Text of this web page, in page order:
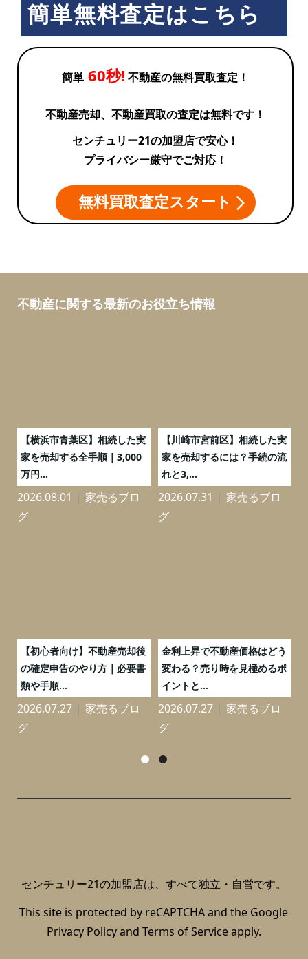
簡単無料査定はこちら
簡単 60秒! 不動産の無料買取査定！
不動産売却、不動産買取の査定は無料です！
センチュリー21の加盟店で安心！
プライバシー厳守でご対応！
無料買取査定スタート
不動産に関する最新のお役立ち情報
【横浜市青葉区】相続した実
家を売却する全手順｜3,000
万円...
2026.08.01
家売るブロ
グ
【川崎市宮前区】相続した実
家を売却するには？手続の流
れと3,...
2026.07.31
家売るブロ
グ
【初心者向け】不動産売却後
の確定申告のやり方｜必要書
類や手順...
2026.07.27
家売るブロ
グ
金利上昇で不動産価格はどう
変わる？売り時を見極めるポ
イントと...
2026.07.27
家売るブロ
グ
センチュリー21の加盟店は、すべて独立・自営です。
This site is protected by reCAPTCHA and the Google